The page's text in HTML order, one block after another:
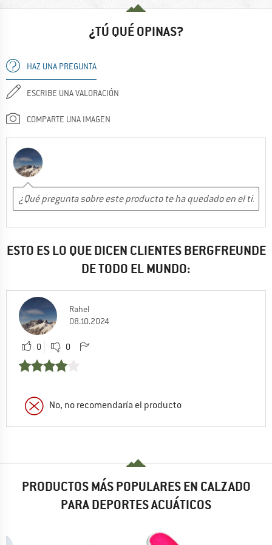
¿TÚ QUÉ OPINAS?
HAZ UNA PREGUNTA
ESCRIBE UNA VALORACIÓN
COMPARTE UNA IMAGEN
ESTO ES LO QUE DICEN CLIENTES BERGFREUNDE
DE TODO EL MUNDO:
Rahel
08.10.2024
0 0
No, no recomendaría el producto
PRODUCTOS MÁS POPULARES EN CALZADO
PARA DEPORTES ACUÁTICOS